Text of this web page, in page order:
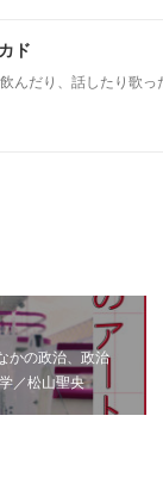
ド
んだり、話したり歌っ
かの政治、政治
／松山聖央